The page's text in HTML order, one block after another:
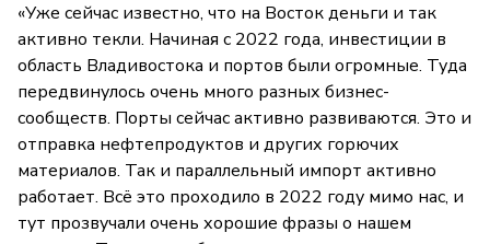
«Уже сейчас известно, что на Восток деньги и так
активно текли. Начиная с 2022 года, инвестиции в
область Владивостока и портов были огромные. Туда
передвинулось очень много разных бизнес-
сообществ. Порты сейчас активно развиваются. Это и
отправка нефтепродуктов и других горючих
материалов. Так и параллельный импорт активно
работает. Всё это проходило в 2022 году мимо нас, и
тут прозвучали очень хорошие фразы о нашем